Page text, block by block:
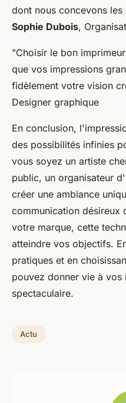
dont nous concevons les
Sophie Dubois,
"Choisir le bon
que vos impressions
fidèlement votre vision
Designer graphique
En conclusion,
des possibilités infinies
vous soyez un artiste
public, un organisateur
créer une ambiance
communication désireux
votre marque, cette
atteindre vos objectifs.
pratiques et en
pouvez donner vie à vos
spectaculaire.
Actu